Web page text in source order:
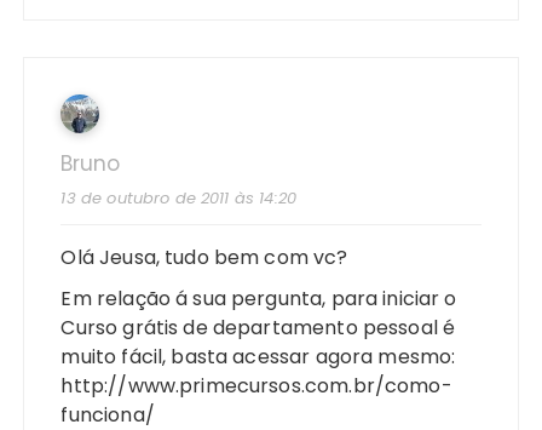
Bruno
13 de outubro de 2011 às 14:20
Olá Jeusa, tudo bem com vc?
Em relação á sua pergunta, para iniciar o
Curso grátis de departamento pessoal é
muito fácil, basta acessar agora mesmo:
http://www.primecursos.com.br/como-
funciona/